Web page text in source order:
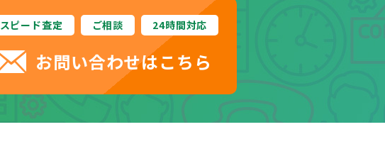
スピード査定 ご相談 24時間対応
お問い合わせはこちら